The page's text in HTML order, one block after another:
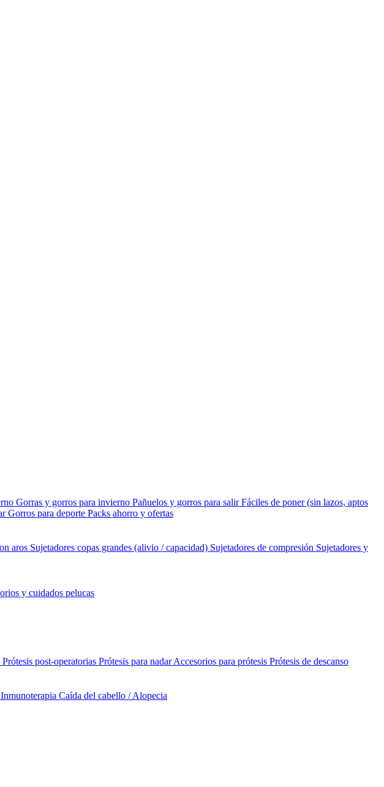
Gorras y gorros para invierno Pañuelos y gorros para salirFáciles de poner (sin lazos, aptos
Gorros para deporte Packs ahorro y ofertas
aros Sujetadores copas grandes (alivio / capacidad) Sujetadores de compresión Sujetadores y
y cuidados pelucas
Prótesis post-operatorias Prótesis para nadarAccesorios para prótesis Prótesis de descanso
Caída del cabello / Alopecia